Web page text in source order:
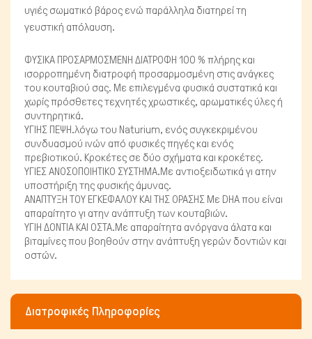
Ψάρια/Ερπετά
υγιές σωματικό βάρος ενώ παράλληλα διατηρεί τη
γευστική απόλαυση.
ΦΥΣΙΚΑ ΠΡΟΣΑΡΜΟΣΜΕΝΗ ΔΙΑΤΡΟΦΗ 100 % πλήρης και
ισορροπημένη διατροφή προσαρμοσμένη στις ανάγκες
του κουταβιού σας. Με επιλεγμένα φυσικά συστατικά και
χωρίς πρόσθετες τεχνητές χρωστικές, αρωματικές ύλες ή
συντηρητικά.
ΥΓΙΗΣ ΠΕΨΗ.λόγω του Naturium, ενός συγκεκριμένου
συνδυασμού ινών από φυσικές πηγές και ενός
πρεβιοτικού. Κροκέτες σε δύο σχήματα και κροκέτες.
ΥΓΙΕΣ ΑΝΟΣΟΠΟΙΗΤΙΚΟ ΣΥΣΤΗΜΑ.Με αντιοξειδωτικά γι ατην
υποστήριξη της φυσικής άμυνας.
ΑΝΑΠΤΥΞΗ ΤΟΥ ΕΓΚΕΦΑΛΟΥ ΚΑΙ ΤΗΣ ΟΡΑΣΗΣ Με DHA που είναι
απαραίτητο γι ατην ανάπτυξη των κουταβιών.
ΥΓΙΗ ΔΟΝΤΙΑ ΚΑΙ ΟΣΤΑ.Με απαραίτητα ανόργανα άλατα και
βιταμίνες που βοηθούν στην ανάπτυξη γερών δοντιών και
οστών.
Διατροφικές Πληροφορίες